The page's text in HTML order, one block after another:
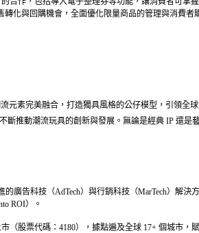
化與回購機會，全面優化限量商品的管理與消費
元素完美融合，打造獨具風格的公仔模型，引領
斷推動潮流玩具的創新與發展。無論是經典 IP 還
廣告科技（AdTech）與行銷科技（MarTech）解
ROI）。
（股票代碼：4180），據點遍及全球 17+ 個城市